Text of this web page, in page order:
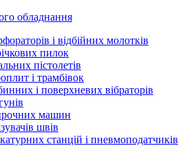
обладнання
і відбійних молотків
пилок
пістолетів
і трамбівок
і поверхневих вібраторів
машин
швів
станцій і пневмоподатчиків